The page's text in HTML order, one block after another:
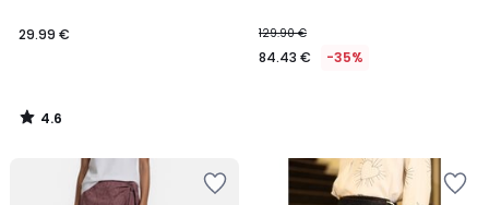
29.99 €
4.6
/
129.90 €
84.43 € -35%